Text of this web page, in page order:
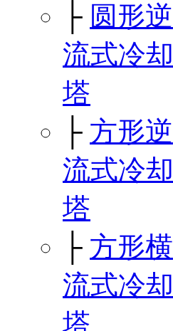
├ 圆形逆
流式冷却
塔
├ 方形逆
流式冷却
塔
├ 方形横
流式冷却
塔